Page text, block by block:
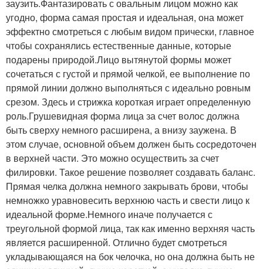
заузить.Фантазировать с овальным лицом можно как
угодно, форма самая простая и идеальная, она может
эффектно смотреться с любым видом прически, главное
чтобы сохранялись естественные данные, которые
подарены природой.Лицо вытянутой формы может
сочетаться с густой и прямой челкой, ее выполнение по
прямой линии должно выполняться с идеально ровным
срезом. Здесь и стрижка короткая играет определенную
роль.Грушевидная форма лица за счет волос должна
быть сверху немного расширена, а внизу заужена. В
этом случае, основной объем должен быть сосредоточен
в верхней части. Это можно осуществить за счет
филировки. Такое решение позволяет создавать баланс.
Прямая челка должна немного закрывать брови, чтобы
немножко уравновесить верхнюю часть и свести лицо к
идеальной форме.Немного иначе получается с
треугольной формой лица, так как именно верхняя часть
является расширенной. Отлично будет смотреться
укладывающаяся на бок челочка, но она должна быть не